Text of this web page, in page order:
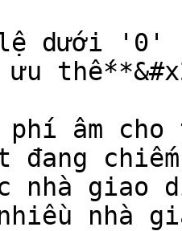
dưới '0'
ưu
đang
nhà giao
nhà